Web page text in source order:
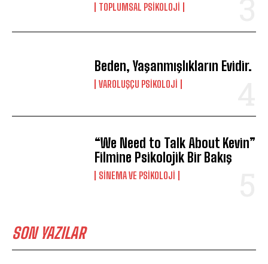
TOPLUMSAL PSIKOLOJI
Beden, Yaşanmışlıkların Evidir.
VAROLUŞÇU PSIKOLOJI
“We Need to Talk About Kevin”
Filmine Psikolojik Bir Bakış
SINEMA VE PSIKOLOJI
SON YAZILAR